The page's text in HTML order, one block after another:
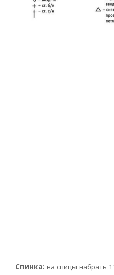
Спинка: на спицы набрать